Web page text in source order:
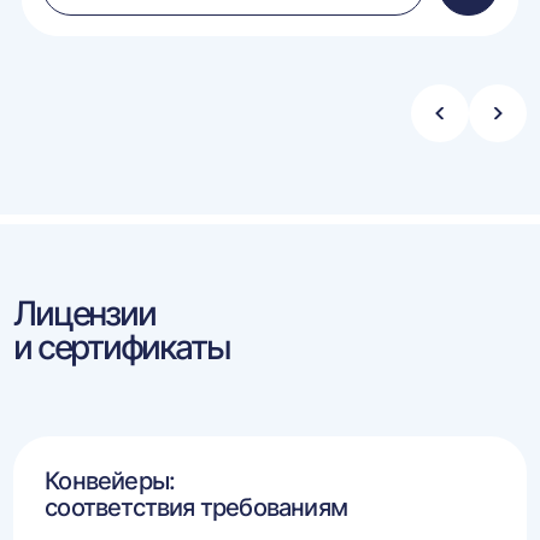
в
Стрелка
Лицензии
и сертификаты
Конвейеры:
соответствия требованиям